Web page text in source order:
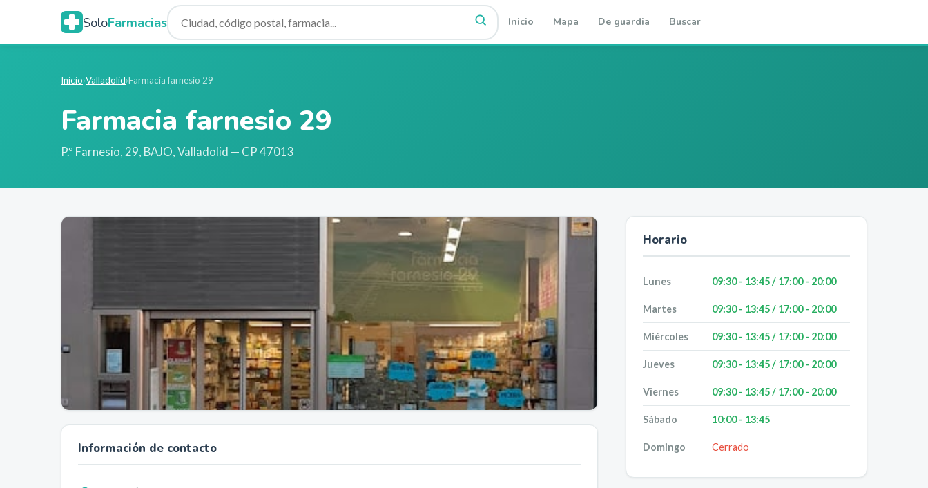
SoloFarmacias Inicio Mapa De guardia Buscar
Inicio›Valladolid›Farmacia farnesio 29
Farmacia farnesio 29
P.º Farnesio, 29, BAJO,Valladolid — CP 47013
Información de contacto
Horario
Lunes 09:30 - 13:45 / 17:00 - 20:00
Martes 09:30 - 13:45 / 17:00 - 20:00
Miércoles 09:30 - 13:45 / 17:00 - 20:00
Jueves 09:30 - 13:45 / 17:00 - 20:00
Viernes 09:30 - 13:45 / 17:00 - 20:00
Sábado 10:00 - 13:45
Domingo Cerrado